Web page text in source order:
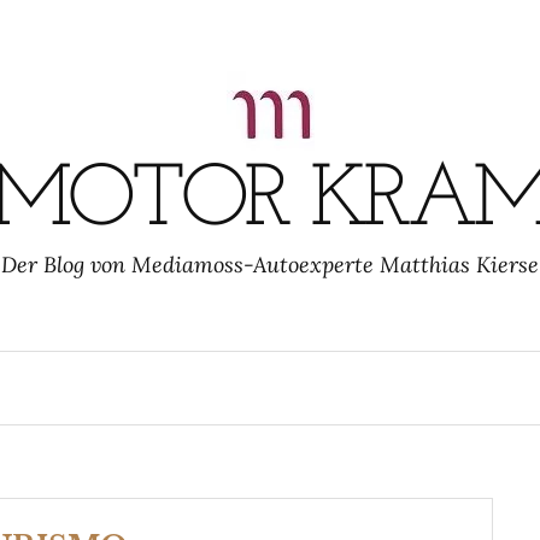
Der Blog von Mediamoss-Autoexperte Matthias Kierse